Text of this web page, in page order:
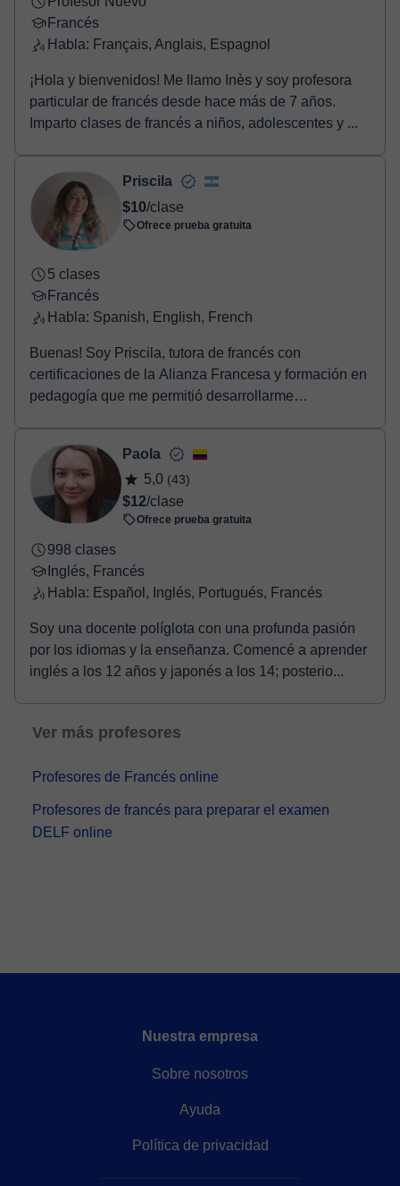
Francés
Habla: Français, Anglais, Espagnol
¡Hola y bienvenidos! Me llamo Inès y soy profesora
particular de francés desde hace más de 7 años.
Imparto clases de francés a niños, adolescentes y ...
Priscila
$10/clase
Ofrece prueba gratuita
5 clases
Francés
Habla: Spanish, English, French
Buenas! Soy Priscila, tutora de francés con
certificaciones de la Alianza Francesa y formación en
pedagogía que me permitió desarrollarme
Paola
5,0 (43)
$12/clase
Ofrece prueba gratuita
998 clases
Inglés, Francés
Habla: Español, Inglés, Portugués, Francés
Soy una docente políglota con una profunda pasión
por los idiomas y la enseñanza. Comencé a aprender
inglés a los 12 años y japonés a los 14; posterio...
Ver más profesores
Profesores de Francés online
Profesores de francés para preparar el examen
DELF online
Nuestra empresa
Sobre nosotros
Ayuda
Política de privacidad